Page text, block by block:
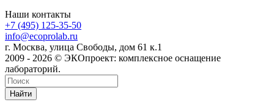
Наши контакты
+7 (495) 125-35-50
info@ecoprolab.ru
г. Москва, улица Свободы, дом 61 к.1
2009 - 2026 © ЭКОпроект: комплексное оснащение
лабораторий.
Найти